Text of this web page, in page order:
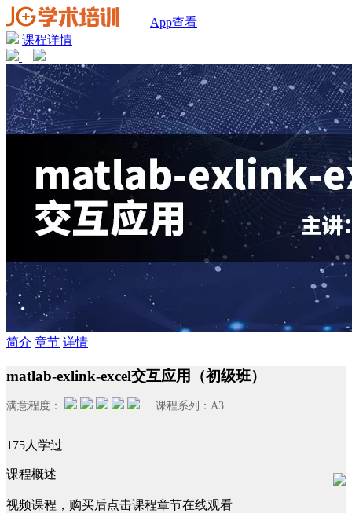
App查看
课程详情
简介 章节 详情
matlab-exlink-excel交互应用（初级班）
满意程度： 课程系列： A3
175人学过
课程概述
视频课程，购买后点击课程章节在线观看